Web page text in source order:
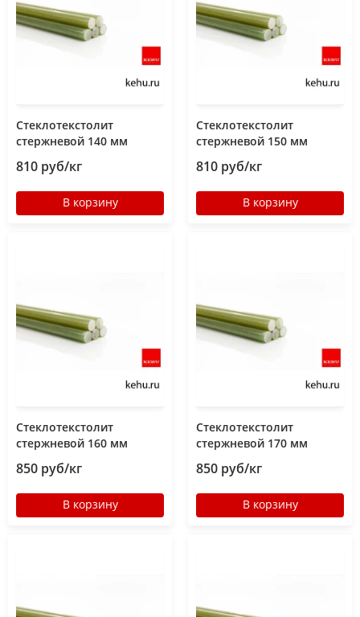
Стеклотекстолит
стержневой 140 мм
810 руб/кг
В корзину
Стеклотекстолит
стержневой 150 мм
810 руб/кг
В корзину
Стеклотекстолит
стержневой 160 мм
850 руб/кг
В корзину
Стеклотекстолит
стержневой 170 мм
850 руб/кг
В корзину